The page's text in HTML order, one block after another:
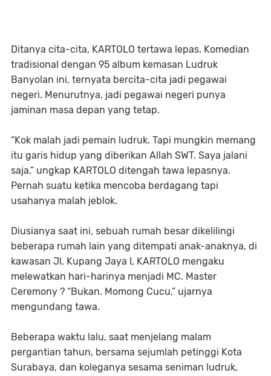
Ditanya cita-cita, KARTOLO tertawa lepas. Komedian
tradisional dengan 95 album kemasan Ludruk
Banyolan ini, ternyata bercita-cita jadi pegawai
negeri. Menurutnya, jadi pegawai negeri punya
jaminan masa depan yang tetap.
“Kok malah jadi pemain ludruk. Tapi mungkin memang
itu garis hidup yang diberikan Allah SWT. Saya jalani
saja,” ungkap KARTOLO ditengah tawa lepasnya.
Pernah suatu ketika mencoba berdagang tapi
usahanya malah jeblok.
Diusianya saat ini, sebuah rumah besar dikelilingi
beberapa rumah lain yang ditempati anak-anaknya, di
kawasan Jl. Kupang Jaya I, KARTOLO mengaku
melewatkan hari-harinya menjadi MC. Master
Ceremony ? “Bukan. Momong Cucu,” ujarnya
mengundang tawa.
Beberapa waktu lalu, saat menjelang malam
pergantian tahun, bersama sejumlah petinggi Kota
Surabaya, dan koleganya sesama seniman ludruk,